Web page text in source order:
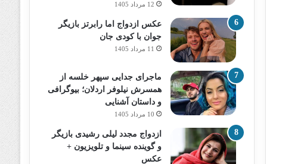
12 مرداد 1405
عکس ازدواج اما رابرتز بازیگر
جوان با کودی جان
11 مرداد 1405
ماجرای جدایی سپهر خلسه از
همسرش نیلوفر اردلان؛ بیوگرافی
و داستان آشنایی
10 مرداد 1405
ازدواج مجدد لیلی رشیدی بازیگر
و گوینده سینما و تلویزیون +
عکس